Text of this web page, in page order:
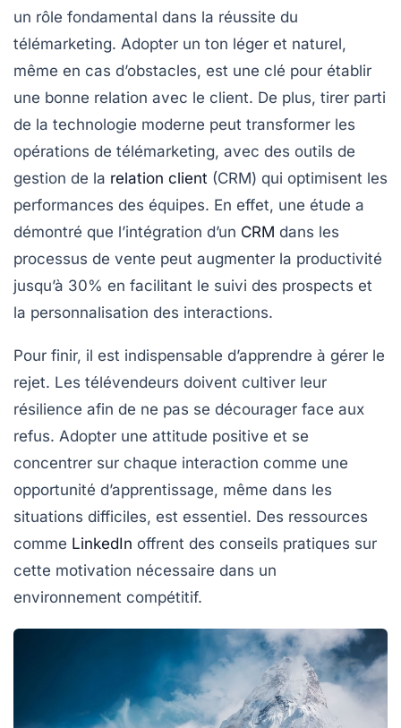
un rôle fondamental dans la réussite du
télémarketing. Adopter un ton léger et naturel,
même en cas d’obstacles, est une clé pour établir
une bonne relation avec le client. De plus, tirer parti
de la technologie moderne peut transformer les
opérations de télémarketing, avec des outils de
gestion de la relation client (CRM) qui optimisent les
performances des équipes. En effet, une étude a
démontré que l’intégration d’un CRM dans les
processus de vente peut augmenter la productivité
jusqu’à 30% en facilitant le suivi des prospects et
la personnalisation des interactions.
Pour finir, il est indispensable d’apprendre à gérer le
rejet. Les télévendeurs doivent cultiver leur
résilience afin de ne pas se décourager face aux
refus. Adopter une attitude positive et se
concentrer sur chaque interaction comme une
opportunité d’apprentissage, même dans les
situations difficiles, est essentiel. Des ressources
comme LinkedIn offrent des conseils pratiques sur
cette motivation nécessaire dans un
environnement compétitif.